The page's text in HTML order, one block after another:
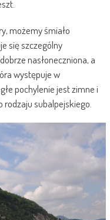
możemy śmiało
się szczególny
nasłoneczniona, a
występuje w
pochylenie jest zimne i
subalpejskiego.